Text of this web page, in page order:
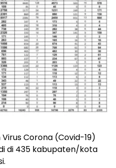
Corona (Covid-19)
di 435 kabupaten/kota